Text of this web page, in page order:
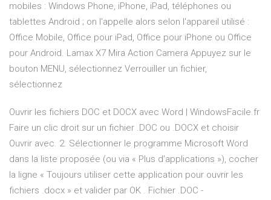
mobiles : Windows Phone, iPhone, iPad, téléphones ou
tablettes Android ; on l'appelle alors selon l'appareil utilisé :
Office Mobile, Office pour iPad, Office pour iPhone ou Office
pour Android. Lamax X7 Mira Action Camera Appuyez sur le
bouton MENU, sélectionnez Verrouiller un fichier,
sélectionnez
Ouvrir les fichiers DOC et DOCX avec Word | WindowsFacile.fr
Faire un clic droit sur un fichier .DOC ou .DOCX et choisir
Ouvrir avec. 2. Sélectionner le programme Microsoft Word
dans la liste proposée (ou via « Plus d’applications »), cocher
la ligne « Toujours utiliser cette application pour ouvrir les
fichiers .docx » et valider par OK . Fichier .DOC -